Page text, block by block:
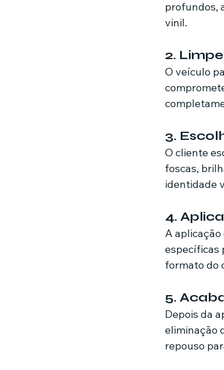
profundos,
vinil.
2.
O veículo
3.
O cliente
foscas,
identidade
4.
A
específicas
formato do
5.
Depois da
eliminação
repouso